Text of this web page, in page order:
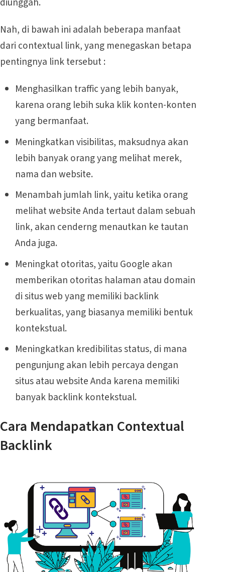
Nah, di bawah ini adalah beberapa manfaat
dari contextual link, yang menegaskan betapa
pentingnya link tersebut :
Menghasilkan traffic yang lebih banyak,
karena orang lebih suka klik konten-konten
yang bermanfaat.
Meningkatkan visibilitas, maksudnya akan
lebih banyak orang yang melihat merek,
nama dan website.
Menambah jumlah link, yaitu ketika orang
melihat website Anda tertaut dalam sebuah
link, akan cenderng menautkan ke tautan
Anda juga.
Meningkat otoritas, yaitu Google akan
memberikan otoritas halaman atau domain
di situs web yang memiliki backlink
berkualitas, yang biasanya memiliki bentuk
kontekstual.
Meningkatkan kredibilitas status, di mana
pengunjung akan lebih percaya dengan
situs atau website Anda karena memiliki
banyak backlink kontekstual.
Cara Mendapatkan Contextual
Backlink